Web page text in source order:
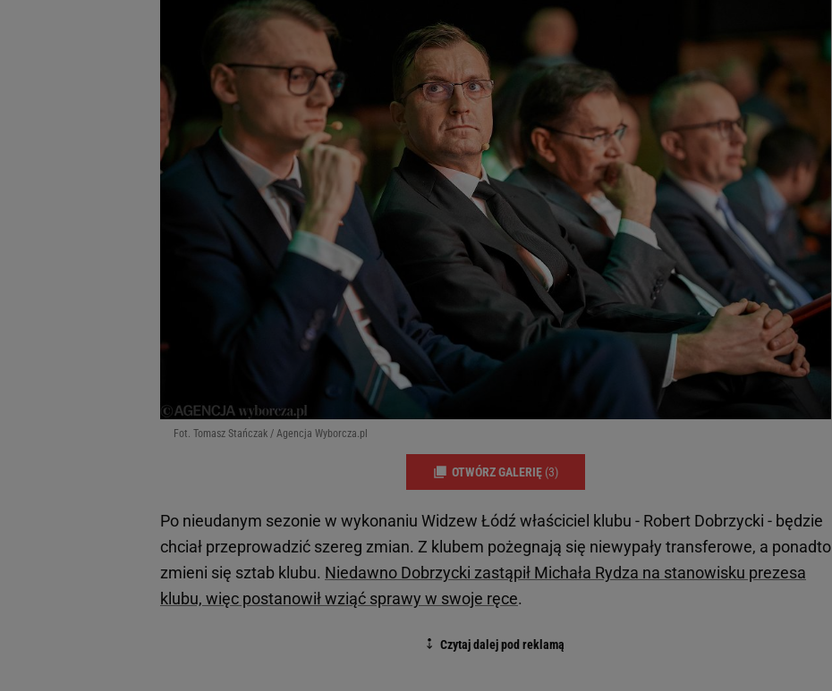
Fot. Tomasz Stańczak / Agencja Wyborcza.pl
OTWÓRZ GALERIĘ (3)
Po nieudanym sezonie w wykonaniu Widzew Łódź właściciel klubu - Robert Dobrzycki - będzie
chciał przeprowadzić szereg zmian. Z klubem pożegnają się niewypały transferowe, a ponadto
zmieni się sztab klubu. Niedawno Dobrzycki zastąpił Michała Rydza na stanowisku prezesa
klubu, więc postanowił wziąć sprawy w swoje ręce.